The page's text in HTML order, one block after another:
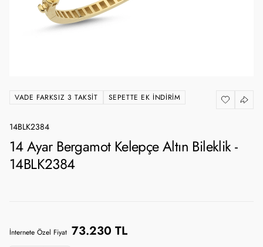
VADE FARKSIZ 3 TAKSIT SEPETTE EK İNDIRIM
14BLK2384
14 Ayar Bergamot Kelepçe Altın Bileklik -
14BLK2384
İnternete Özel Fiyat 73.230 TL